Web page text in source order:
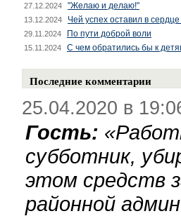
27.12.2024 "Желаю и делаю!"
13.12.2024 Чей успех оставил в
29.11.2024 По пути доброй воли
15.11.2024 С чем обратились бы к
Последние комментарии
25.04.2020 в
Гость: «
субботник,
этом средств
районной